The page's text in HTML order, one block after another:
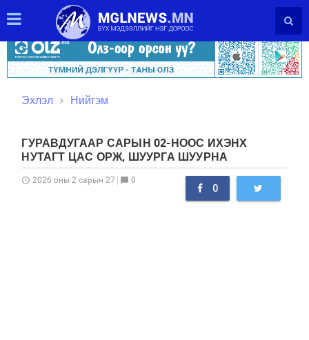
Эхлэл Нийгэм
ГУРАВДУГААР САРЫН 02-НООС ИХЭНХ
НУТАГТ ЦАС ОРЖ, ШУУРГА ШУУРНА
schedule 2026 оны 2 сарын 27 chat_bubble 0
0